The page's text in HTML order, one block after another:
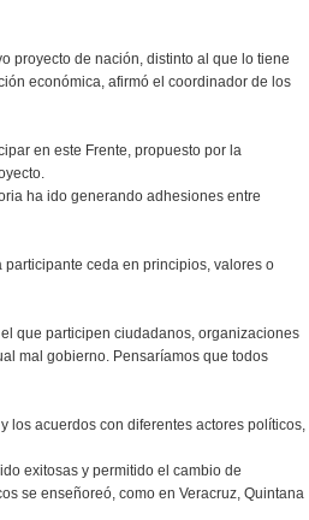
proyecto de nación, distinto al que lo tiene
económica, afirmó el coordinador de los
en este Frente, propuesto por la
ha ido generando adhesiones entre
ceda en principios, valores o
que participen ciudadanos, organizaciones
mal gobierno. Pensaríamos que todos
los acuerdos con diferentes actores políticos,
exitosas y permitido el cambio de
se enseñoreó, como en Veracruz, Quintana